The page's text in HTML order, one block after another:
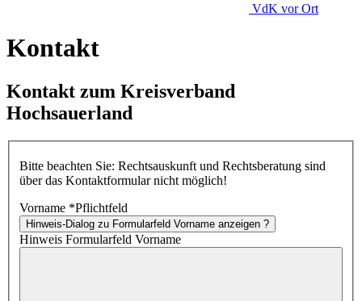
VdK vor Ort
Kontakt
Kontakt zum Kreisverband
Hochsauerland
Bitte beachten Sie: Rechtsauskunft und Rechtsberatung sind
über das Kontaktformular nicht möglich!
Vorname *Pflichtfeld
Hinweis-Dialog zu Formularfeld Vorname anzeigen ?
Hinweis Formularfeld Vorname